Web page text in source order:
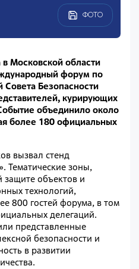
ФОТО
Московской области
форум по
Совета Безопасности
курирующих
объединило около
более 180 официальных
вызвал стенд
Тематические зоны,
объектов и
технологий,
800 гостей форума, в том
делегаций.
представленные
безопасности и
в развитии